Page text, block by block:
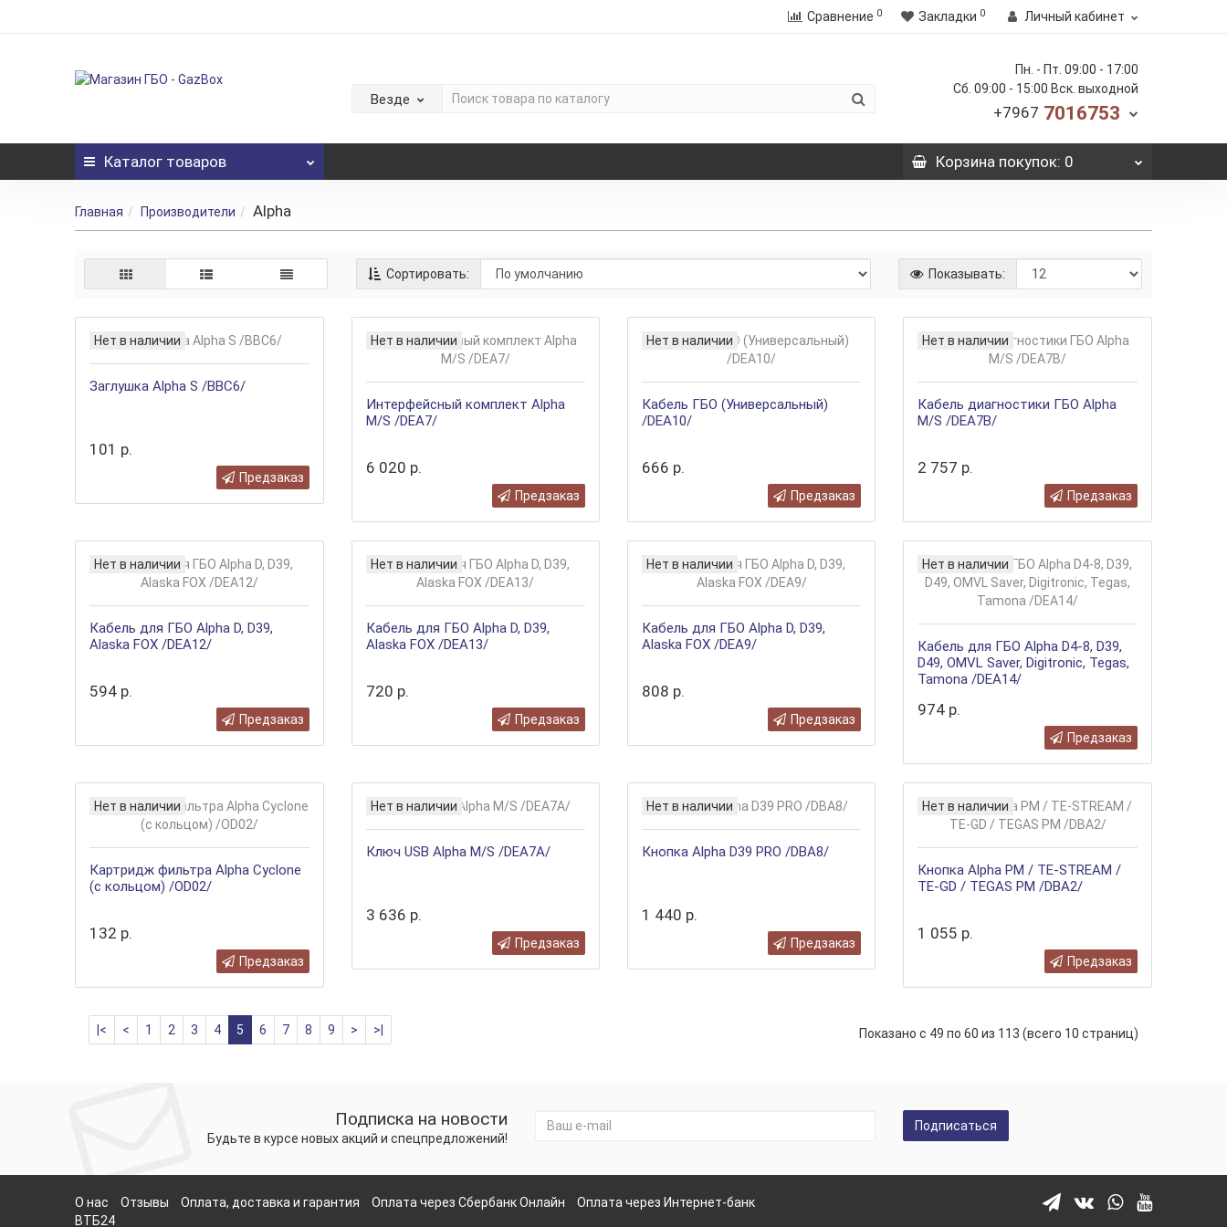
Сравнение 0 Закладки 0 Личный кабинет
Везде
Пн. - Пт. 09:00 - 17:00
Сб. 09:00 - 15:00 Вск. выходной
+7967 7016753
Каталог товаров Корзина покупок: 0
Главная Производители Alpha
Сортировать: Показывать:
Нет в наличии
Заглушка Alpha S /BBC6/
101 р.
Предзаказ
Нет в наличии
Интерфейсный комплект Alpha
M/S /DEA7/
6 020 р.
Предзаказ
Нет в наличии
Кабель ГБО (Универсальный)
/DEA10/
666 р.
Предзаказ
Нет в наличии
Кабель диагностики ГБО Alpha
M/S /DEA7B/
2 757 р.
Предзаказ
Нет в наличии
Кабель для ГБО Alpha D, D39,
Alaska FOX /DEA12/
594 р.
Предзаказ
Нет в наличии
Кабель для ГБО Alpha D, D39,
Alaska FOX /DEA13/
720 р.
Предзаказ
Нет в наличии
Кабель для ГБО Alpha D, D39,
Alaska FOX /DEA9/
808 р.
Предзаказ
Нет в наличии
Кабель для ГБО Alpha D4-8, D39,
D49, OMVL Saver, Digitronic, Tegas,
Tamona /DEA14/
974 р.
Предзаказ
Нет в наличии
Картридж фильтра Alpha Cyclone
(с кольцом) /OD02/
132 р.
Предзаказ
Нет в наличии
Ключ USB Alpha M/S /DEA7A/
3 636 р.
Предзаказ
Нет в наличии
Кнопка Alpha D39 PRO /DBA8/
1 440 р.
Предзаказ
Нет в наличии
Кнопка Alpha PM / TE-STREAM /
TE-GD / TEGAS PM /DBA2/
1 055 р.
Предзаказ
|< < 1 2 3 4 5 6 7 8 9 > >| Показано с 49 по 60 из 113 (всего 10 страниц)
Подписка на новости
Будьте в курсе новых акций и спецпредложений!
Подписаться
О нас Отзывы Оплата, доставка и гарантия Оплата через Сбербанк Онлайн
Оплата через Интернет-банк
ВТБ24